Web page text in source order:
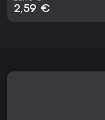
2,59 €